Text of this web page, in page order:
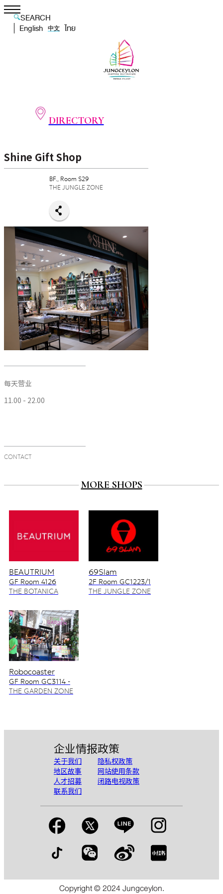
SEARCH
English
中文 ไทย
DIRECTORY
Shine Gift Shop
BF., Room S29
THE JUNGLE ZONE
每天营业
11.00 - 22.00
CONTACT
MORE SHOPS
BEAUTRIUM
GF Room 4126
4128/2
THE BOTANICA
69Slam
2F Room GC1223/1
THE JUNGLE ZONE
Robocoaster
GF Room GC3114 -
GC3115
THE GARDEN ZONE
企业情报
关于我们
地区故事
人才招募
联系我们
政策
隐私权政策
网站使用条款
闭路电视政策
Copyright © 2024 Jungceylon.